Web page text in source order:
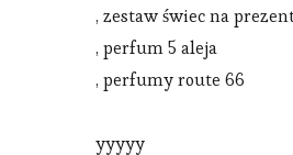
, zestaw świec na
, perfum 5 aleja
, perfumy route 66
yyyyy